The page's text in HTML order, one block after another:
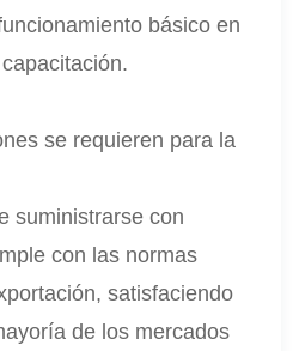
básico en
se requieren para la
suministrarse con
con las normas
satisfaciendo
de los mercados